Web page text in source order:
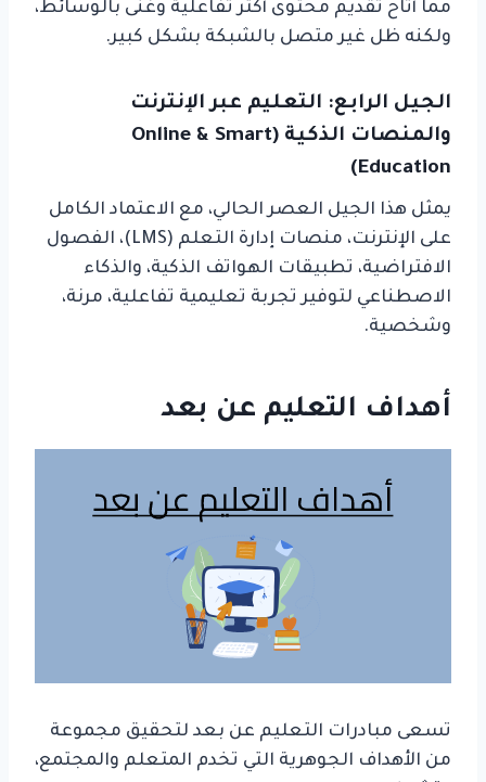
مما أتاح تقديم محتوى أكثر تفاعلية وغنى بالوسائط،
ولكنه ظل غير متصل بالشبكة بشكل كبير.
الجيل الرابع: التعليم عبر الإنترنت
والمنصات الذكية (Online & Smart
Education)
يمثل هذا الجيل العصر الحالي، مع الاعتماد الكامل
على الإنترنت، منصات إدارة التعلم (LMS)، الفصول
الافتراضية، تطبيقات الهواتف الذكية، والذكاء
الاصطناعي لتوفير تجربة تعليمية تفاعلية، مرنة،
وشخصية.
أهداف التعليم عن بعد
تسعى مبادرات التعليم عن بعد لتحقيق مجموعة
من الأهداف الجوهرية التي تخدم المتعلم والمجتمع،